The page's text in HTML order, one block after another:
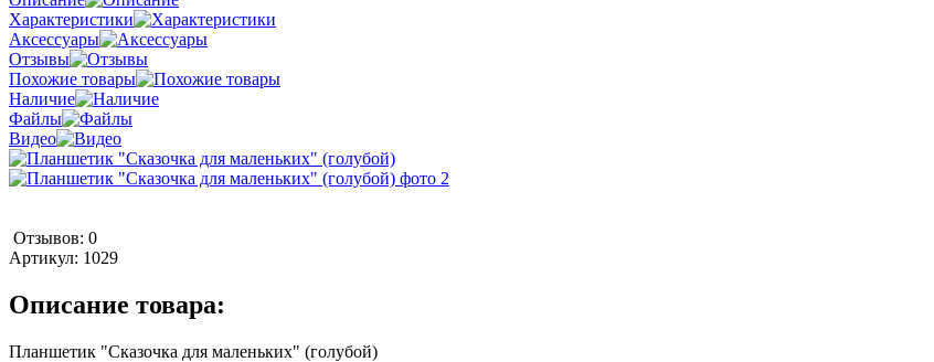
Характеристики
Аксессуары
Отзывы
Похожие товары
Наличие
Файлы
Видео
Отзывов: 0
Артикул: 1029
Описание товара:
Планшетик "Сказочка для маленьких" (голубой)